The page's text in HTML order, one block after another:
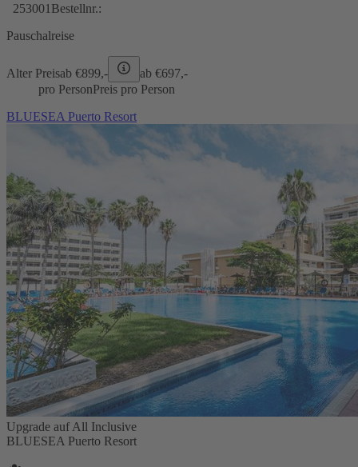
253001 Bestellnr.:
Pauschalreise
Alter Preisab €899,- ab €697,-
pro PersonPreis pro Person
BLUESEA Puerto Resort
Upgrade auf All Inclusive
BLUESEA Puerto Resort